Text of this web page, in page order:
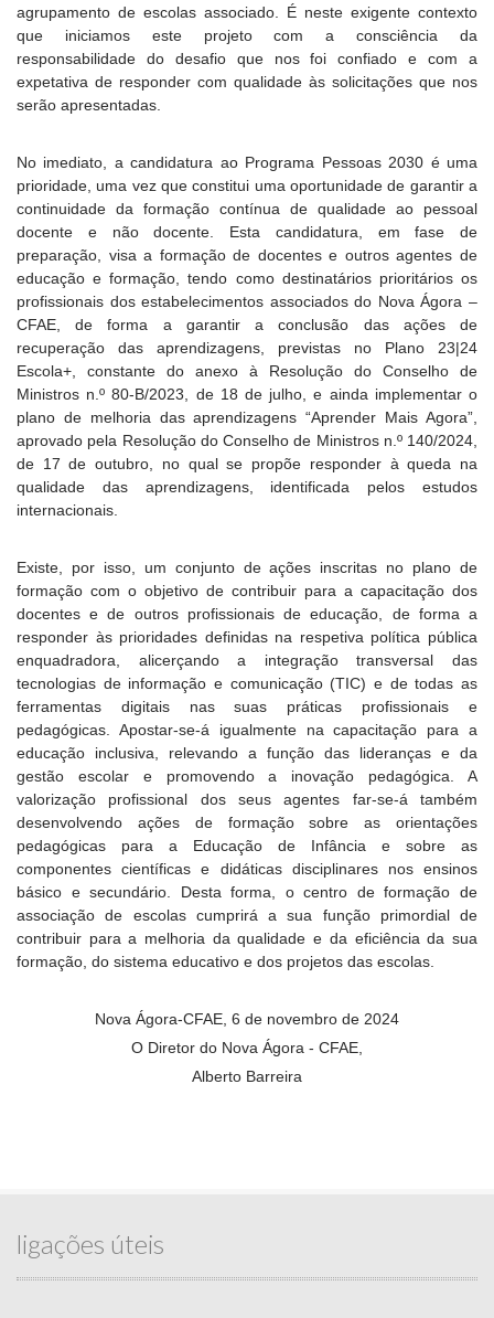
agrupamento de escolas associado. É neste exigente contexto
que iniciamos este projeto com a consciência da
responsabilidade do desafio que nos foi confiado e com a
expetativa de responder com qualidade às solicitações que nos
serão apresentadas.
No imediato, a candidatura ao Programa Pessoas 2030 é uma
prioridade, uma vez que constitui uma oportunidade de garantir a
continuidade da formação contínua de qualidade ao pessoal
docente e não docente. Esta candidatura, em fase de
preparação, visa a formação de docentes e outros agentes de
educação e formação, tendo como destinatários prioritários os
profissionais dos estabelecimentos associados do Nova Ágora –
CFAE, de forma a garantir a conclusão das ações de
recuperação das aprendizagens, previstas no Plano 23|24
Escola+, constante do anexo à Resolução do Conselho de
Ministros n.º 80-B/2023, de 18 de julho, e ainda implementar o
plano de melhoria das aprendizagens “Aprender Mais Agora”,
aprovado pela Resolução do Conselho de Ministros n.º 140/2024,
de 17 de outubro, no qual se propõe responder à queda na
qualidade das aprendizagens, identificada pelos estudos
internacionais.
Existe, por isso, um conjunto de ações inscritas no plano de
formação com o objetivo de contribuir para a capacitação dos
docentes e de outros profissionais de educação, de forma a
responder às prioridades definidas na respetiva política pública
enquadradora, alicerçando a integração transversal das
tecnologias de informação e comunicação (TIC) e de todas as
ferramentas digitais nas suas práticas profissionais e
pedagógicas. Apostar-se-á igualmente na capacitação para a
educação inclusiva, relevando a função das lideranças e da
gestão escolar e promovendo a inovação pedagógica. A
valorização profissional dos seus agentes far-se-á também
desenvolvendo ações de formação sobre as orientações
pedagógicas para a Educação de Infância e sobre as
componentes científicas e didáticas disciplinares nos ensinos
básico e secundário. Desta forma, o centro de formação de
associação de escolas cumprirá a sua função primordial de
contribuir para a melhoria da qualidade e da eficiência da sua
formação, do sistema educativo e dos projetos das escolas.
Nova Ágora-CFAE, 6 de novembro de 2024
O Diretor do Nova Ágora - CFAE,
Alberto Barreira
ligações úteis